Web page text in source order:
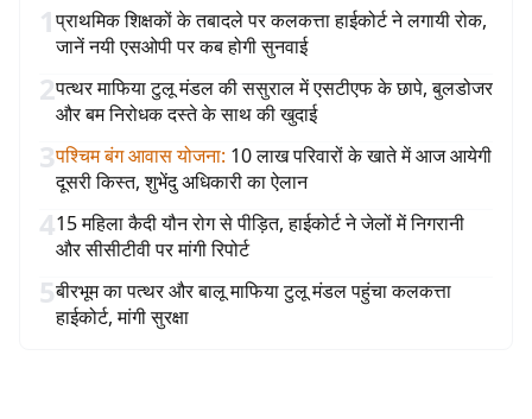
1प्राथमिक शिक्षकों के तबादले पर कलकत्ता हाईकोर्ट ने लगायी रोक,
जानें नयी एसओपी पर कब होगी सुनवाई
2पत्थर माफिया टुलू मंडल की ससुराल में एसटीएफ के छापे, बुलडोजर
और बम निरोधक दस्ते के साथ की खुदाई
3पश्चिम बंग आवास योजना: 10 लाख परिवारों के खाते में आज आयेगी
दूसरी किस्त, शुभेंदु अधिकारी का ऐलान
415 महिला कैदी यौन रोग से पीड़ित, हाईकोर्ट ने जेलों में निगरानी
और सीसीटीवी पर मांगी रिपोर्ट
5बीरभूम का पत्थर और बालू माफिया टुलू मंडल पहुंचा कलकत्ता
हाईकोर्ट, मांगी सुरक्षा